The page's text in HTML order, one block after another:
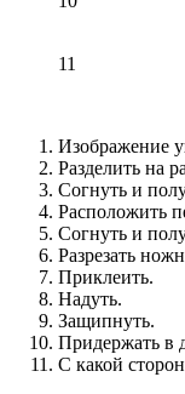
11
Изображение
Разделить на
Согнуть и
Расположить
Согнуть и
Разрезать
Приклеить.
Надуть.
Защипнуть.
Придержать в
С какой